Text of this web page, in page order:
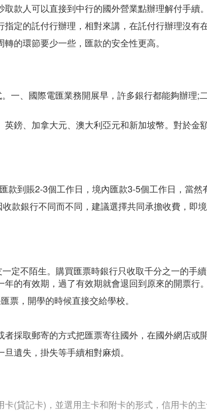
款人可以直接到中行的國外營業點辦理解付手續。
定的託付行辦理，相對來講，在託付行辦理沒有
的環節要少一些，匯款的安全性更高。
一、國際電匯業務開展早，許多銀行都能夠辦理;
鎊、加拿大元、澳大利亞元和新加坡幣。對於金
到賬2-3個工作日，境內匯款3-5個工作日，當然
款銀行不同而不同，建議選擇共同承擔收費，即
定不陌生。購買匯票時銀行只收取千分之一的手
的有效期，過了有效期就會退回到原來的開票行。
票，開學的時候直接交給學校。
採取郵寄的方式把匯票寄往國外，在國外網店或
遺失，掛失等手續相對麻煩。
(貸記卡)，並選用主卡和附卡的形式，信用卡的主